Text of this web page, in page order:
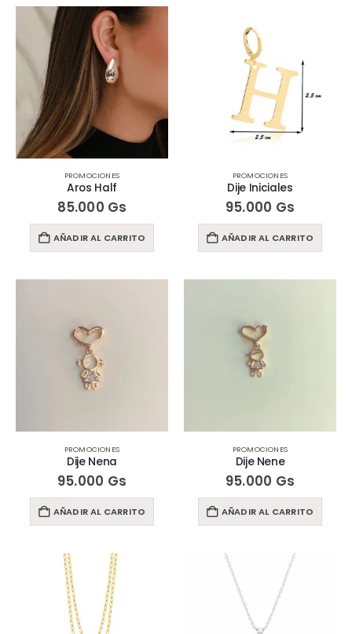
PROMOCIONES
Aros Half
85.000 Gs
AÑADIR AL CARRITO
PROMOCIONES
Dije Iniciales
95.000 Gs
AÑADIR AL CARRITO
PROMOCIONES
Dije Nena
95.000 Gs
AÑADIR AL CARRITO
PROMOCIONES
Dije Nene
95.000 Gs
AÑADIR AL CARRITO